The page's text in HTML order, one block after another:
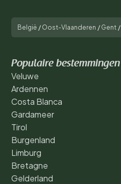
België / Oost-Vlaanderen / Gent /
Populaire bestemmingen
Veluwe
Ardennen
Costa Blanca
Gardameer
Tirol
Burgenland
Limburg
Bretagne
Gelderland